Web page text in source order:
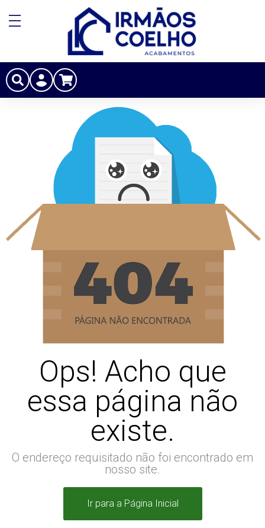
Ops! Acho que
essa página não
existe.
O endereço requisitado não foi encontrado em
nosso site.
Ir para a Página Inicial